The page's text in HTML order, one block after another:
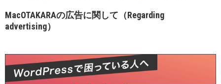
MacOTAKARAの広告に関して（Regarding
advertising）